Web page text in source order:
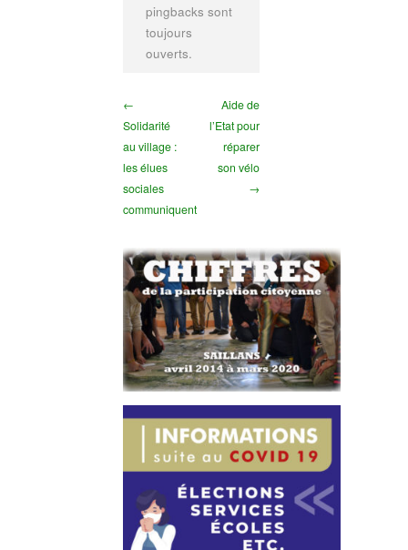
pingbacks sont
toujours
ouverts.
←
Solidarité
au village :
les élues
sociales
communiquent
Aide de
l’Etat pour
réparer
son vélo
→